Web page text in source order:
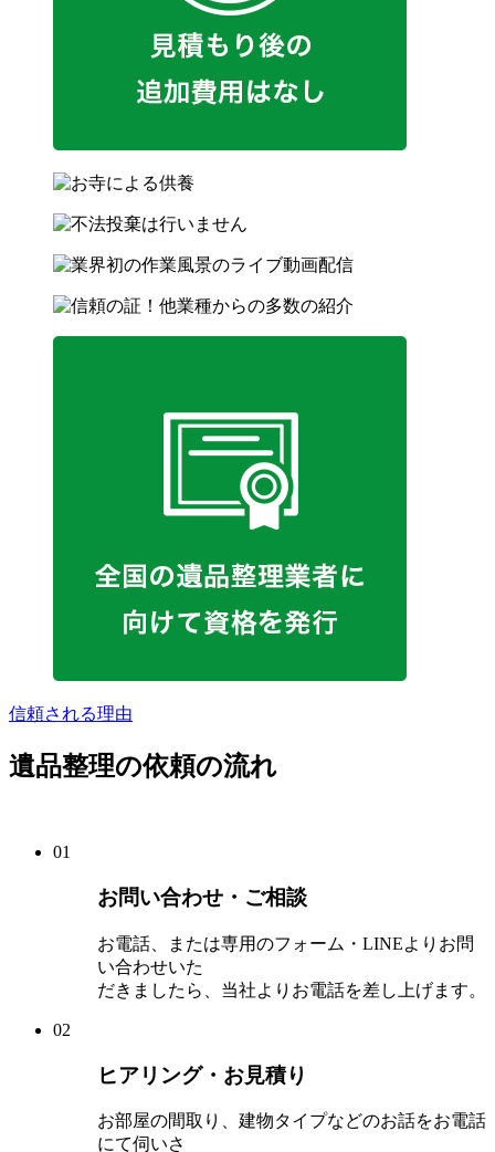
信頼される理由
遺品整理の依頼の流れ
01
お問い合わせ・ご相談
お電話、または専用のフォーム・LINEよりお問
い合わせいた
だきましたら、当社よりお電話を差し上げます。
02
ヒアリング・お見積り
お部屋の間取り、建物タイプなどのお話をお電話
にて伺いさ